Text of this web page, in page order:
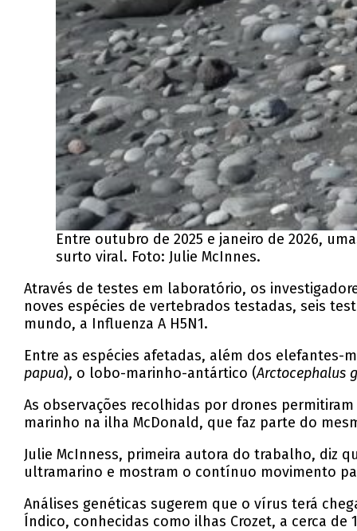
Entre outubro de 2025 e janeiro de 2026,
surto viral. Foto: Julie McInnes.
Através de testes em laboratório, os
noves espécies de vertebrados testadas, seis
mundo, a Influenza A H5N1.
Entre as espécies afetadas, além dos
papua), o lobo-marinho-antártico (Arctocephalus
As observações recolhidas por drones
marinho na ilha McDonald, que faz parte do
Julie McInness, primeira autora do trabalho, diz
ultramarino e mostram o contínuo movimento
Análises genéticas sugerem que o vírus terá
Índico, conhecidas como ilhas Crozet, a cerca de